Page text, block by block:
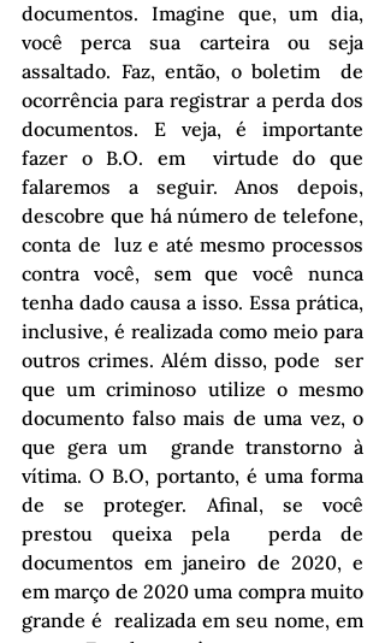
documentos. Imagine que, um dia,
você perca sua carteira ou seja
assaltado. Faz, então, o boletim  de
ocorrência para registrar a perda dos
documentos. E veja, é importante
fazer o B.O. em  virtude do que
falaremos a seguir. Anos depois,
descobre que há número de telefone,
conta de  luz e até mesmo processos
contra você, sem que você nunca
tenha dado causa a isso. Essa prática,
inclusive, é realizada como meio para
outros crimes. Além disso, pode  ser
que um criminoso utilize o mesmo
documento falso mais de uma vez, o
que gera um  grande transtorno à
vítima. O B.O, portanto, é uma forma
de se proteger. Afinal, se você
prestou queixa pela  perda de
documentos em janeiro de 2020, e
em março de 2020 uma compra muito
grande é  realizada em seu nome, em